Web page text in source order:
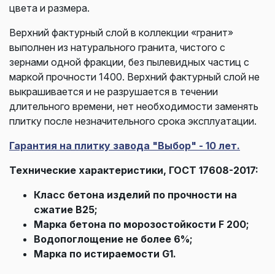
цвета и размера.
Верхний фактурный слой в коллекции «гранит»
выполнен из натурального гранита, чистого с
зернами одной фракции, без пылевидных частиц с
маркой прочности 1400. Верхний фактурный слой не
выкрашивается и не разрушается в течении
длительного времени, нет необходимости заменять
плитку после незначительного срока эксплуатации.
Гарантия на плитку завода "Выбор" - 10 лет.
Технические характеристики, ГОСТ 17608-2017:
Класс бетона изделий по прочности на
сжатие В25;
Марка бетона по морозостойкости F 200;
Водопоглощение не более 6%;
Марка по истираемости G1.